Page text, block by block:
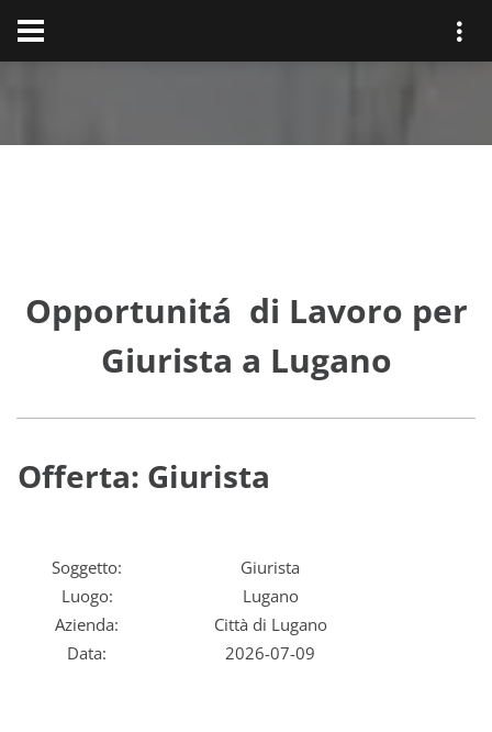
Opportunitá di Lavoro per
Giurista a Lugano
Offerta: Giurista
Soggetto:
Giurista
Luogo:
Lugano
Azienda:
Città di Lugano
Data:
2026-07-09